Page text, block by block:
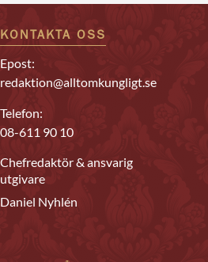
KONTAKTA OSS
Epost:
redaktion@alltomkungligt.se
Telefon:
08-611 90 10
Chefredaktör & ansvarig
utgivare
Daniel Nyhlén